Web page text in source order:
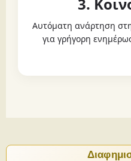
Αυτόματη ανάρτηση
για γρήγορη